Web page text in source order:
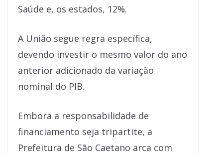
Saúde e, os estados, 12%.
A União segue regra específica,
devendo investir o mesmo valor do ano
anterior adicionado da variação
nominal do PIB.
Embora a responsabilidade de
financiamento seja tripartite, a
Prefeitura de São Caetano arca com